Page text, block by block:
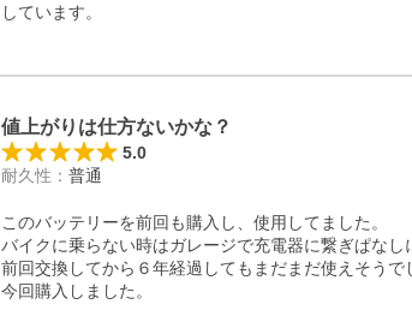
しています。
値上がりは仕方ないかな？
5.0
耐久性 ： 普通
このバッテリーを前回も購入し、使用してました。
バイクに乗らない時はガレージで充電器に繋ぎぱなし
前回交換してから６年経過してもまだまだ使えそう
今回購入しました。